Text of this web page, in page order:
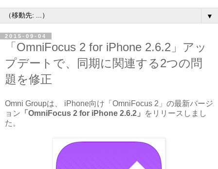
▼
2015-09-04
「OmniFocus 2 for iPhone 2.6.2」アッ
プデートで、同期に関連する2つの問
題を修正
Omni Groupは、 iPhone向け「OmniFocus 2」の最新バージ
ョン 「OmniFocus 2 for iPhone 2.6.2」
をリリースしまし
た。